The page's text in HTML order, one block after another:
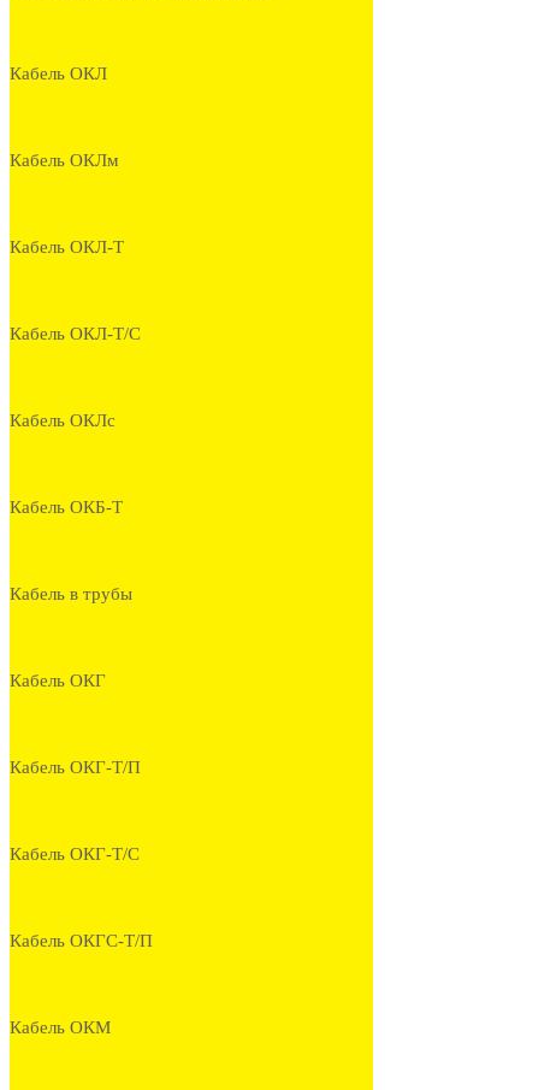
Кабель ОКЛ
Кабель ОКЛм
Кабель ОКЛ-Т
Кабель ОКЛ-Т/С
Кабель ОКЛс
Кабель ОКБ-Т
Кабель в трубы
Кабель ОКГ
Кабель ОКГ-Т/П
Кабель ОКГ-Т/С
Кабель ОКГС-Т/П
Кабель ОКМ